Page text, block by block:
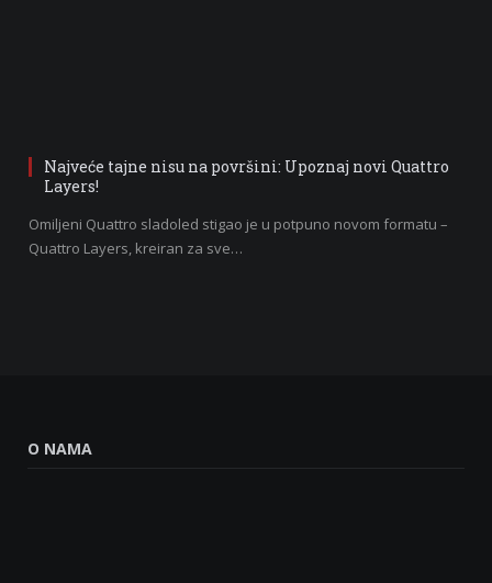
Najveće tajne nisu na površini: Upoznaj novi Quattro
Layers!
Omiljeni Quattro sladoled stigao je u potpuno novom formatu –
Quattro Layers, kreiran za sve…
O NAMA